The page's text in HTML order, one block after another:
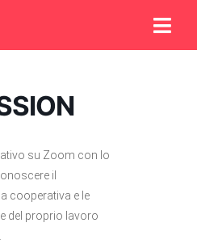
su Zoom con lo
il
cooperativa e le
del proprio lavoro